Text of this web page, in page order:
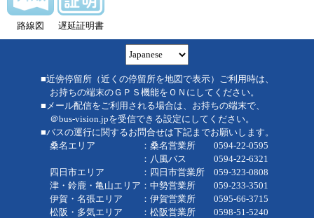
路線図 遅延証明書
■近傍停留所（近くの停留所を地図で表示）ご利用時は、
お持ちの端末のＧＰＳ機能をＯＮにしてください。
■メール配信をご利用される場合は、お持ちの端末で、
＠bus-vision.jpを受信できる設定にしてください。
■バスの運行に関するお問合せは下記までお願いします。
桑名エリア ：桑名営業所 0594-22-0595
：八風バス 0594-22-6321
四日市エリア ：四日市営業所 059-323-0808
津・鈴鹿・亀山エリア：中勢営業所 059-233-3501
伊賀・名張エリア ：伊賀営業所 0595-66-3715
松阪・多気エリア ：松阪営業所 0598-51-5240